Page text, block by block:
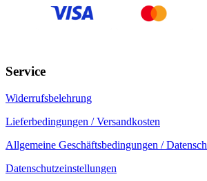
Service
Widerrufsbelehrung
Lieferbedingungen / Versandkosten
Allgemeine Geschäftsbedingungen /
Datenschutzeinstellungen